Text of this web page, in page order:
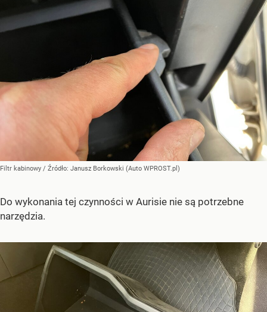
Filtr kabinowy / Źródło: Janusz Borkowski (Auto WPROST.pl)
Do wykonania tej czynności w Aurisie nie są potrzebne
narzędzia.